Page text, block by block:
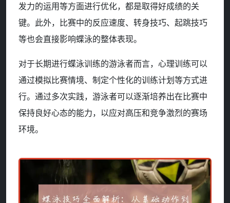
发力的运用等方面进行优化，都是取得好成绩的关
键。此外，比赛中的反应速度、转身技巧、起跳技巧
等也会直接影响蝶泳的整体表现。
对于长期进行蝶泳训练的游泳者而言，心理训练可以
通过模拟比赛情境、制定个性化的训练计划等方式进
行。通过多次实践，游泳者可以逐渐培养出在比赛中
保持良好心态的能力，以应对高压和竞争激烈的赛场
环境。